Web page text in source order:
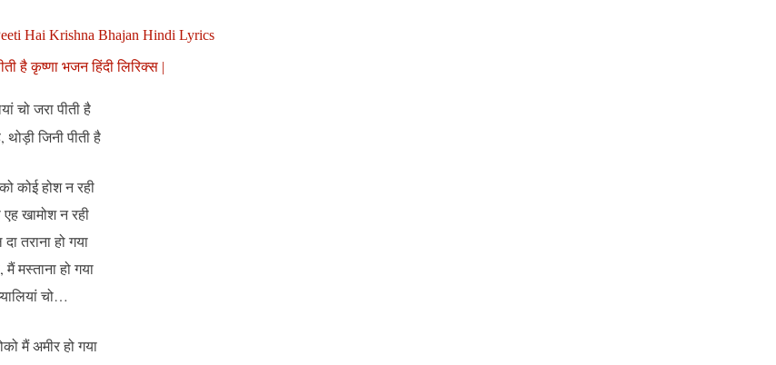
Hai Krishna Bhajan Hindi Lyrics
है कृष्णा भजन हिंदी लिरिक्स |
चो जरा पीती है
थोड़ी जिनी पीती है
कोई होश न रही
खामोश न रही
तराना हो गया
मैं मस्ताना हो गया
चो…
मैं अमीर हो गया